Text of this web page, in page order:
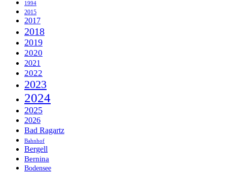
1994
2015
2017
2018
2019
2020
2021
2022
2023
2024
2025
2026
Bad Ragartz
Bahnhof
Bergell
Bernina
Bodensee